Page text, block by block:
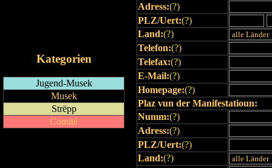
Kategorien
Jugend-Musek
Musek
Strëpp
Comité
Adress:(?)
PLZ/Uert:(?)
Land:(?)
Telefon:(?)
Telefax:(?)
E-Mail:(?)
Homepage:(?)
Plaz vun der Manifestatioun:
Numm:(?)
Adress:(?)
PLZ/Uert:(?)
Land:(?)